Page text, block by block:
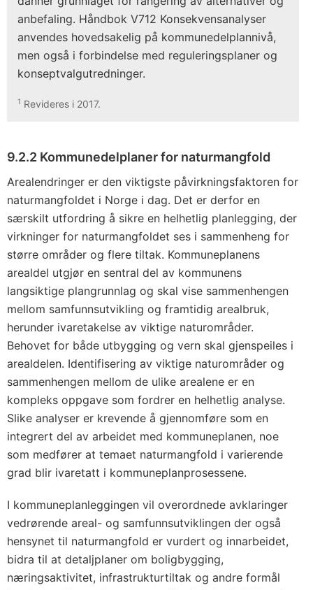
anbefaling. Håndbok V712 Konsekvensanalyser
anvendes hovedsakelig på kommunedelplannivå,
men også i forbindelse med reguleringsplaner og
konseptvalgutredninger.
1 Revideres i 2017.
9.2.2 Kommunedelplaner for naturmangfold
Arealendringer er den viktigste påvirkningsfaktoren for
naturmangfoldet i Norge i dag. Det er derfor en
særskilt utfordring å sikre en helhetlig planlegging, der
virkninger for naturmangfoldet ses i sammenheng for
større områder og flere tiltak. Kommuneplanens
arealdel utgjør en sentral del av kommunens
langsiktige plangrunnlag og skal vise sammenhengen
mellom samfunnsutvikling og framtidig arealbruk,
herunder ivaretakelse av viktige naturområder.
Behovet for både utbygging og vern skal gjenspeiles i
arealdelen. Identifisering av viktige naturområder og
sammenhengen mellom de ulike arealene er en
kompleks oppgave som fordrer en helhetlig analyse.
Slike analyser er krevende å gjennomføre som en
integrert del av arbeidet med kommuneplanen, noe
som medfører at temaet naturmangfold i varierende
grad blir ivaretatt i kommuneplanprosessene.
I kommuneplanleggingen vil overordnede avklaringer
vedrørende areal- og samfunnsutviklingen der også
hensynet til naturmangfold er vurdert og innarbeidet,
bidra til at detaljplaner om boligbygging,
næringsaktivitet, infrastrukturtiltak og andre formål